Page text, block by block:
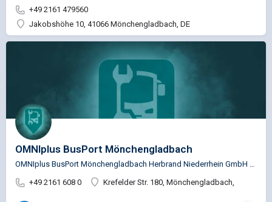
+49 2161 479560
Jakobshöhe 10, 41066 Mönchengladbach, DE
OMNIplus BusPort Mönchengladbach
+49 2161 608 0
Krefelder Str. 180, Mönchengladbach,